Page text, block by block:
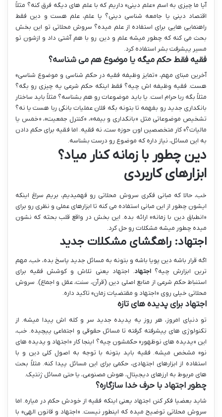
آیا ما چیزی به اسم «علم دینی» داریم که با علم های دیگه فرق کنه؟ مثلاً
اقتصاد دینی یا جامعه شناسی دینی؟ یا علم، علم هست و دین فقط
راهنمایی هایی برای استفاده از علم میده؟ سروش محلاتی تو این بخش
بحث می کنه که چطور میشه علم و دین رو با هم آشتی داد و ازشون تو
مسیر پیشرفت بشر استفاده کرد.
فقیه فقط حکم میگه یا موضوع هم می شناسه؟
آخرین مبنای مهم، «تمایز وظیفه فقیه در حکم شناسی و موضوع شناسی»
هست. فقیه وظیفه اش چیه؟ فقط اینکه حکم شرعی یه چیزی رو بگه؟
مثلاً بگه ربا حرام است. یا باید موضوعات رو هم بشناسه؟ مثلاً باید ساختار
بانکداری جدید رو بفهمه تا بتونه بگه فلان عملیات بانکی ربا هست یا نه؟
تشخیص موضوعاتی مثل «بانکداری و بیمه»، «کنترل جمعیت»، «خمس یا
مالیات؟» کار متخصصین اون حوزه ست، نه فقیه. اما فقیه برای حکم دادن
به این مسائل، نیاز داره که موضوع رو درست بشناسه.
دین چطور با زمانه کنار میاد؟
ابزارهای کاربردی
خب، حالا که مبانی فکری سروش محلاتی رو فهمیدیم، بریم سراغ اینکه
ایشون چطور از این مبانی استفاده می کنه تا ابزارهای عملی و نظری رو برای
«انطباق دین با زمانه» ارائه بده. این بخش در واقع قلب بحثه که نشون
میده چطور میشه مشکلات رو حل کرد.
اجتهاد: راهگشای مشکلات جدید
اگه قرار باشه دین پویا باشه و بتونه به مسائل جدید پاسخ بده، خب، مهم
ترین ابزارش چیه؟اجتهاد. اجتهاد یعنی تلاش و کوشش فقیه برای
استنباط حکم شرعی از منابع اصلی دین (قرآن، سنت، عقل و اجماع). سروش
محلاتی خیلی روی «اجتهاد و مقتضیات زمان» تاکید داره.
اجتهاد برای پدیده های تازه
تو دنیای امروز، هر روز یه پدیده جدید سر و کله اش پیدا میشه. از
تکنولوژی های پیشرفته گرفته تا مسائل حقوقی و اجتماعی پیچیده. خب،
این «پدیده های نوظهور» حکمشون چیه؟ اینجا کار «اجتهاد و پدیده های
نو» مشخص میشه. فقیه باید بتونه با توجه به اصول کلی دین و با
استفاده از ابزارهای اجتهادی، حکمی برای این مسائل پیدا کنه. مثلاً بحث
های مربوط به ارزهای دیجیتال، هوش مصنوعی، یا حتی مسائل ژنتیک.
چطور اجتهاد با حرف خدا سازگاره؟
شاید بعضیا فکر کنن اجتهاد یعنی اینکه فقیه از خودش حکم در میاره. اما
سروش محلاتی توضیح میده که اینطور نیست. «اجتهاد و قانون الهی» با